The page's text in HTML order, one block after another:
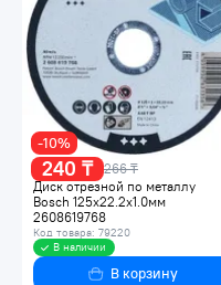
240 ₸ 266 ₸
-10%
Диск отрезной по металлу
Bosch 125x22.2х1.0мм
2608619768
Код товара: 79220
В наличии
В корзину